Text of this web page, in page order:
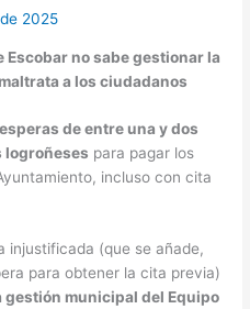
2025
Escobar no sabe gestionar la
a los ciudadanos
de entre una y dos
logroñeses para pagar los
incluso con cita
injustificada (que se añade,
para obtener la cita previa)
gestión municipal del Equipo